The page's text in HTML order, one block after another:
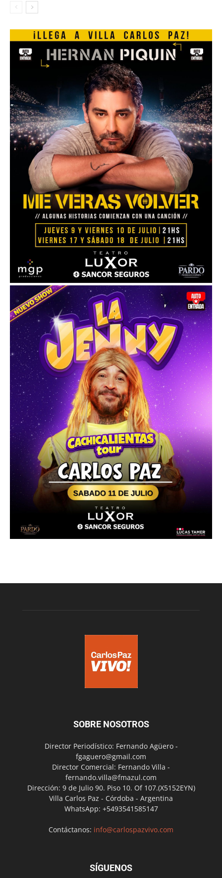
SOBRE NOSOTROS
Director Periodístico: Fernando Agüero -
fgaguero@gmail.com
Director Comercial: Fernando Villa -
fernando.villa@fmazul.com
Dirección: 9 de Julio 90. Piso 10. Of 107.(X5152EYN)
Villa Carlos Paz - Córdoba - Argentina
WhatsApp: +5493541585147
Contáctanos: info@carlospazvivo.com
SÍGUENOS